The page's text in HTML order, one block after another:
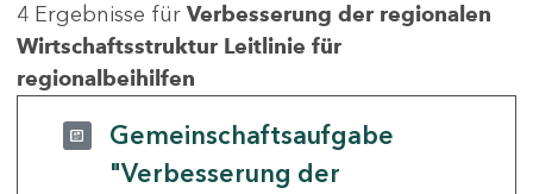
4 Ergebnisse für Verbesserung der regionalen
Wirtschaftsstruktur Leitlinie für
regionalbeihilfen
Gemeinschaftsaufgabe
"Verbesserung der